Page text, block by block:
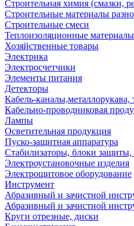
Строительная химия (смазки,
Строительные материалы
Строительные смеси
Теплоизоляционные материалы
Хозяйственные товары
Электрика
Электросчетчики
Элементы питания
Детекторы
Кабель-
Кабельно-проводниковая
Лампы
Осветительная продукция
Пуско-защитная аппаратура
Стабилизаторы, блоки
Электроустановочные изделия
Электрощитовое оборудование
Инструмент
Абразивный и зачистной
Абразивный и зачистной
Круги отрезные, диски